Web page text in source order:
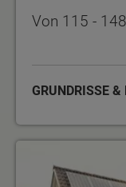
Von 115 -
GRUNDRISSE &